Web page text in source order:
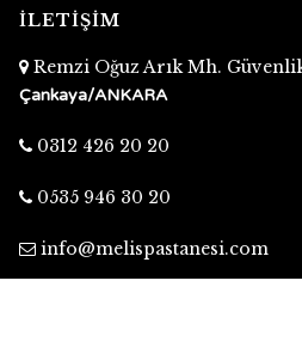
İLETİŞİM
Remzi Oğuz Arık Mh.
Çankaya/ANKARA
0312 426 20 20
0535 946 30 20
info@melispastanesi.com